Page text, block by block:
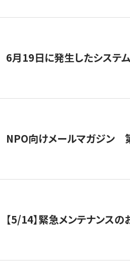
6月19日に発生したシステ
NPO向けメールマガジン
【5/14】緊急メンテナンスの